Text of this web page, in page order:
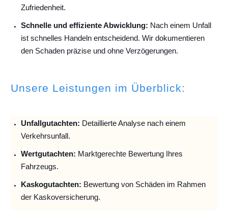
Zufriedenheit.
Schnelle und effiziente Abwicklung: Nach einem Unfall
ist schnelles Handeln entscheidend. Wir dokumentieren
den Schaden präzise und ohne Verzögerungen.
Unsere Leistungen im Überblick:
Unfallgutachten: Detaillierte Analyse nach einem
Verkehrsunfall.
Wertgutachten: Marktgerechte Bewertung Ihres
Fahrzeugs.
Kaskogutachten: Bewertung von Schäden im Rahmen
der Kaskoversicherung.